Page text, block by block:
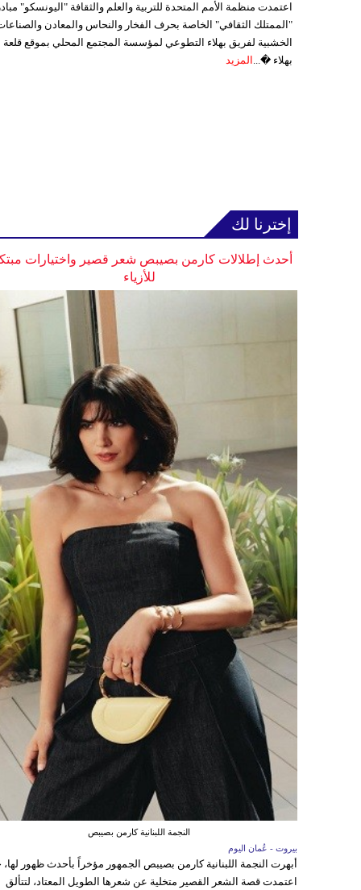
اعتمدت منظمة الأمم المتحدة للتربية والعلم والثقافة "اليونسكو"
"الممتلك الثقافي" الخاصة بحرف الفخار والنحاس والمعادن
الخشبية لفريق بهلاء التطوعي لمؤسسة المجتمع المحلي بموقع قلعة
بهلاء �... المزيد
إخترنا لك
أحدث إطلالات كارمن بصيبص شعر قصير واختيارات
للأزياء
النجمة اللبنانية كارمن بصيبص
بيروت - عُمان اليوم
أبهرت النجمة اللبنانية كارمن بصيبص الجمهور مؤخراً بأحدث ظهور
اعتمدت قصة الشعر القصير متخلية عن شعرها الطويل المعتاد، لتتألق